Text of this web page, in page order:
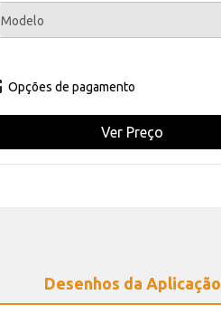
Modelo
Opções de pagamento
Ver Preço
Desenhos da Aplicação